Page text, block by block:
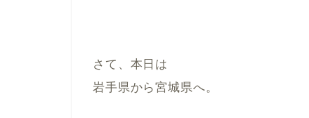
さて、本日は
岩手県から宮城県へ。